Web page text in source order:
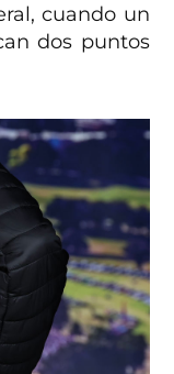
cuando un
dos puntos